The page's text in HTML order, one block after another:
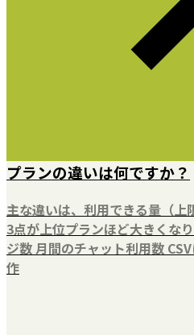
プランの違いは何ですか？
主な違いは、利用できる量（上
3点が上位プランほど大きくな
ジ数 月間のチャット利用数
作